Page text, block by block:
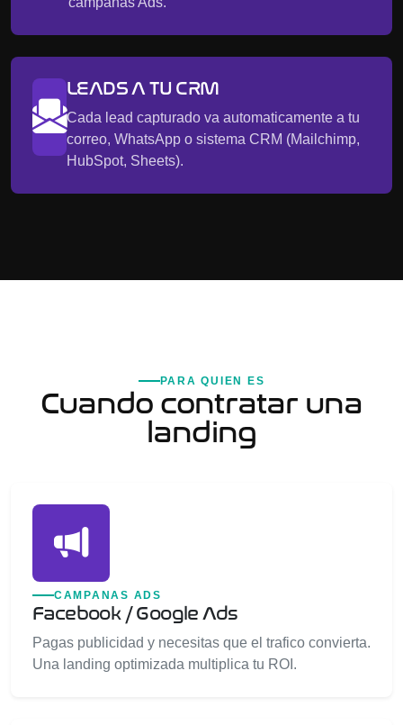
LEADS A TU CRM
Cada lead capturado va automaticamente a tu
correo, WhatsApp o sistema CRM (Mailchimp,
HubSpot, Sheets).
PARA QUIEN ES
Cuando contratar una
landing
CAMPANAS ADS
Facebook / Google Ads
Pagas publicidad y necesitas que el trafico convierta.
Una landing optimizada multiplica tu ROI.